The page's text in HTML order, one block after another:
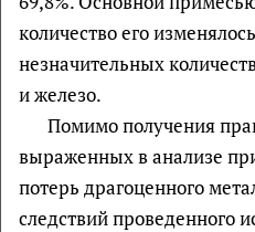
количество его
незначительных
и железо.
Помимо получения
выраженных в анализе
потерь драгоценного
следствий проведенного